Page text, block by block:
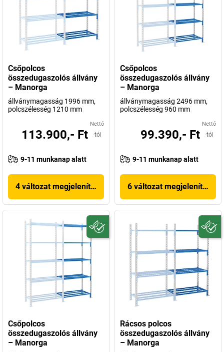
Csőpolcos
összedugaszolós állvány
– Manorga
állványmagasság 1996 mm,
polcszélesség 1210 mm
Nettó
113.900,- Ft -tól
9-11 munkanap alatt
4 változat megjelenítése
Csőpolcos
összedugaszolós állvány
– Manorga
állványmagasság 2496 mm,
polcszélesség 960 mm
Nettó
99.390,- Ft -tól
9-11 munkanap alatt
6 változat megjelenítése
Csőpolcos
összedugaszolós állvány
– Manorga
Rácsos polcos
összedugaszolós állvány
– Manorga